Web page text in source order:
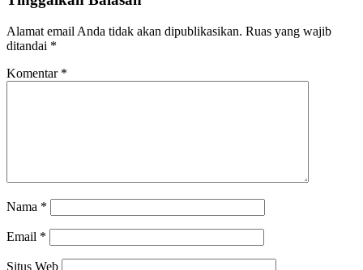
Alamat email Anda tidak akan dipublikasikan. Ruas yang wajib
ditandai *
Komentar *
Nama *
Email *
Situs Web